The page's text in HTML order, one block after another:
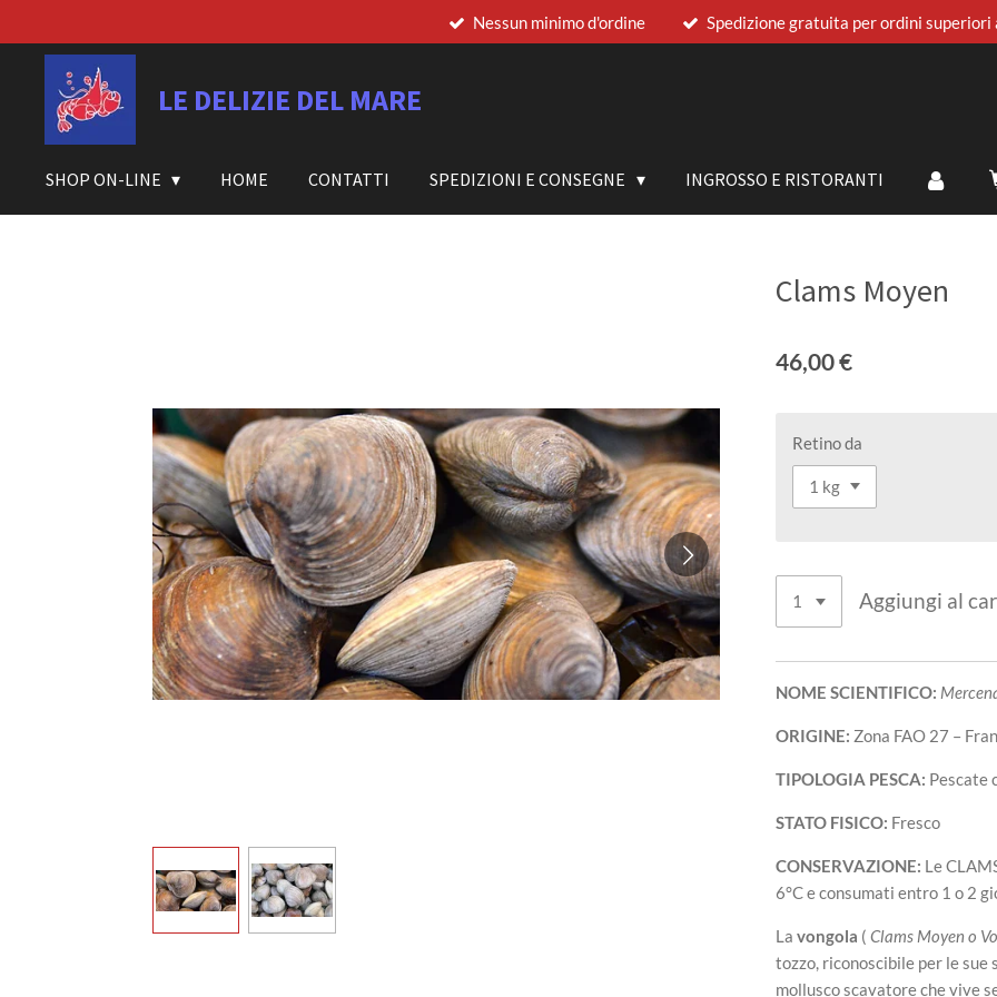
al
contenuto
principale
Nessun minimo d'ordine Spedizione gratuita per ordini superiori
LE DELIZIE DEL MARE
SHOP ON-LINE HOME CONTATTI SPEDIZIONI E CONSEGNE INGROSSO E RISTORANTI
Clams Moyen
46,00 €
Retino da
Aggiungi al
NOME SCIENTIFICO:
ORIGINE: Zona FAO 27 –
TIPOLOGIA PESCA: Pescate
STATO FISICO: Fresco
CONSERVAZIONE: Le
6°C e consumati entro 1 o 2
La vongola ( Clams Moyen o
tozzo, riconoscibile per le
mollusco scavatore che vive